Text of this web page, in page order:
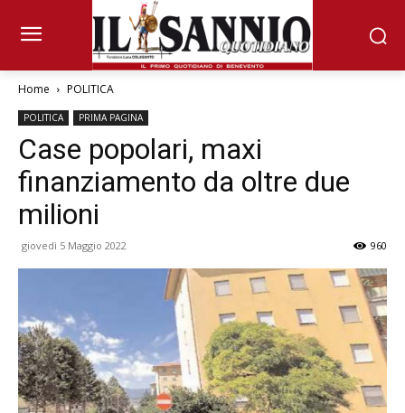
Home POLITICA
POLITICA PRIMA PAGINA
Case popolari, maxi
finanziamento da oltre due
milioni
giovedì 5 Maggio 2022 960